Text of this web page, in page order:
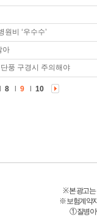
비 ‘우수수’
아
풍 구경시 주의해야
8l 9l 10
※ 본 광고는
※ 보험계약
① 질병이